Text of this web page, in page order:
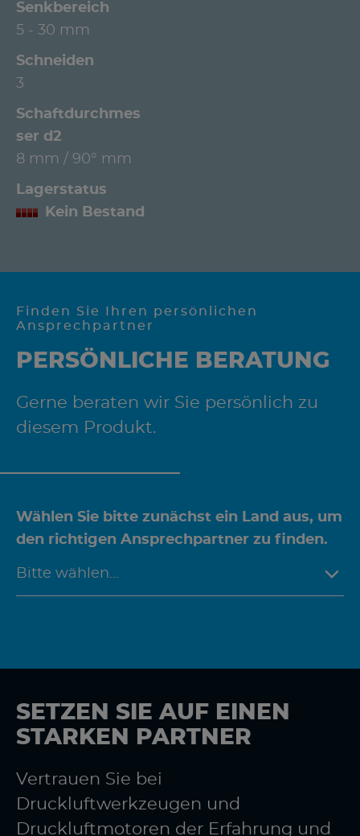
Senkbereich
5 - 30 mm
Schneiden
3
Schaftdurchmes
ser d2
8 mm / 90° mm
Lagerstatus
Kein Bestand
Finden Sie Ihren persönlichen
Ansprechpartner
PERSÖNLICHE BERATUNG
Gerne beraten wir Sie persönlich zu
diesem Produkt.
Wählen Sie bitte zunächst ein Land aus, um
den richtigen Ansprechpartner zu finden.
SETZEN SIE AUF EINEN
STARKEN PARTNER
Vertrauen Sie bei
Druckluftwerkzeugen und
Druckluftmotoren der Erfahrung und